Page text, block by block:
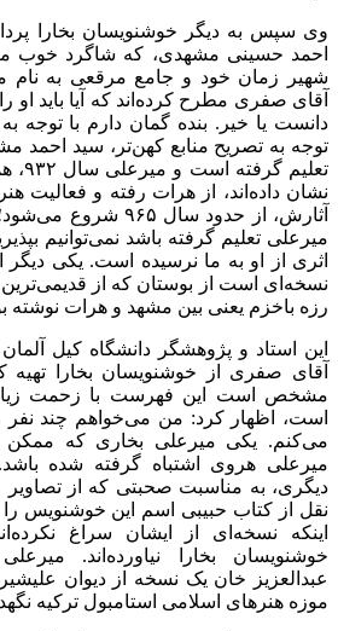
وی سپس به دیگر خوشنویسان بخارا
احمد حسینی مشهدی، که شاگرد خوب
شهیر زمان خود و جامع مرقعی به نام
آقای صفری مطرح کرده‌اند که آیا باید او
دانست یا خیر. بنده گمان دارم با توجه به
توجه به تصریح منابع کهن‌تر، سید احمد
نشان داده‌اند، از هرات رفته و فعالیت
آثارش، از حدود سال
اثری از او به ما نرسیده است. یکی
رزه باخزم یعنی بین مشهد و هرات نوشته
این استاد و پژوهشگر دانشگاه کیل
آقای صفری از خوشنویسان بخارا تهیه
مشخص است این فهرست با زحمت
است، اظهار کرد: من می‌خواهم چند نفر
می‌کنم. یکی میرعلی بخاری که ممکن
میرعلی هروی اشتباه گرفته شده
دیگری، به مناسبت صحبتی که از
نقل از کتاب حبیبی اسم این خوشنویس را
اینکه نسخه‌ای از ایشان سراغ
خوشنویسان بخارا نیاورده‌اند.
عبدالعزیز خان یک نسخه از دیوان
موزه هنرهای اسلامی استامبول ترکیه